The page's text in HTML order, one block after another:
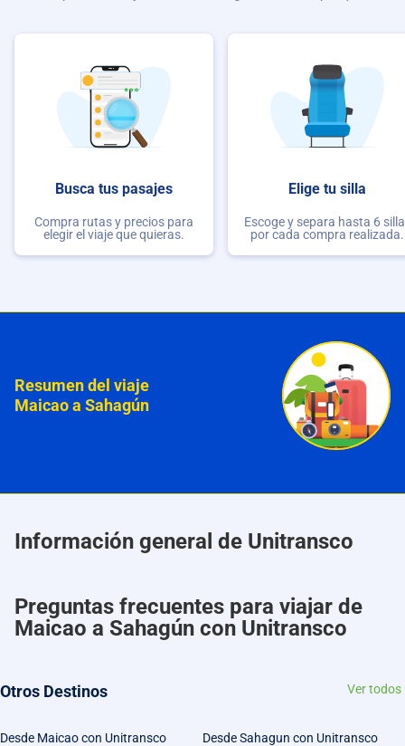
Busca tus pasajes
Compra rutas y precios para
elegir el viaje que quieras.
Elige tu silla
Escoge y separa hasta 6
por cada compra realizada.
Resumen del viaje
Maicao a Sahagún
Información general de Unitransco
Preguntas frecuentes para viajar de
Maicao a Sahagún con Unitransco
Otros Destinos Ver todos
Desde Maicao con Unitransco Desde Sahagun con Unitransco